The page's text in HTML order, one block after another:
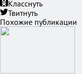
Класснуть
Твитнуть
Похожие публикации